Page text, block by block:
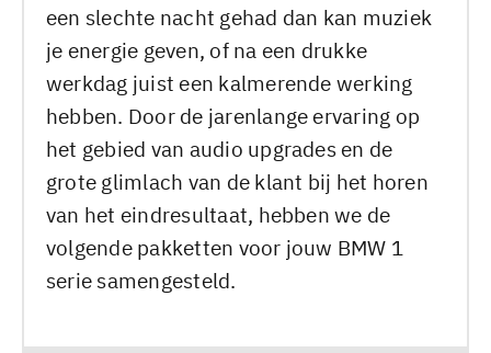
een slechte nacht gehad dan kan muziek
je energie geven, of na een drukke
werkdag juist een kalmerende werking
hebben. Door de jarenlange ervaring op
het gebied van audio upgrades en de
grote glimlach van de klant bij het horen
van het eindresultaat, hebben we de
volgende pakketten voor jouw BMW 1
serie samengesteld.